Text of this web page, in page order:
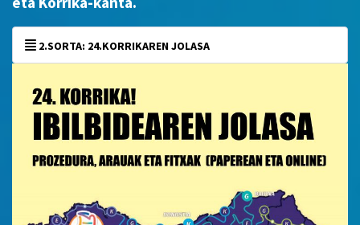
2.SORTA: 24.KORRIKAREN JOLASA